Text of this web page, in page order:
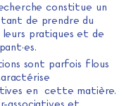
constitue un
de prendre du
pratiques et de
sont parfois flous
en cette matière.